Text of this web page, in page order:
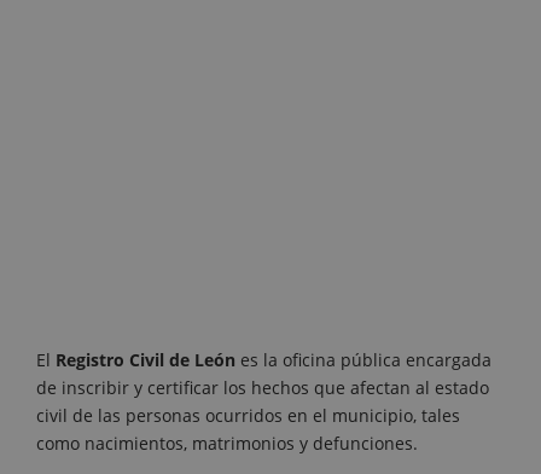
El Registro Civil de León es la oficina pública encargada
de inscribir y certificar los hechos que afectan al estado
civil de las personas ocurridos en el municipio, tales
como nacimientos, matrimonios y defunciones.